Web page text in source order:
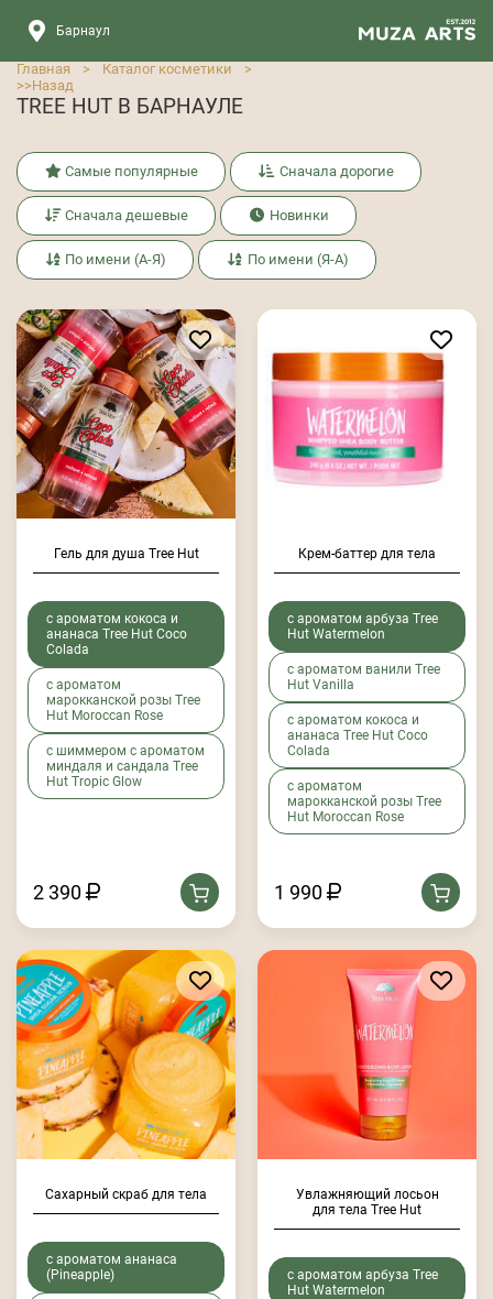
Барнаул
Главная > Каталог косметики
>
>>Назад
TREE HUT В БАРНАУЛЕ
Самые популярные Сначала дорогие
Сначала дешевые Новинки
По имени (А-Я) По имени (Я-А)
Гель для душа Tree Hut
с ароматом кокоса и
ананаса Tree Hut Coco
Colada
с ароматом
марокканской розы Tree
Hut Moroccan Rose
с шиммером с ароматом
миндаля и сандала Tree
Hut Tropic Glow
2 390
Крем-баттер для тела
с ароматом арбуза Tree
Hut Watermelon
с ароматом ванили Tree
Hut Vanilla
с ароматом кокоса и
ананаса Tree Hut Coco
Colada
с ароматом
марокканской розы Tree
Hut Moroccan Rose
1 990
Сахарный скраб для тела
с ароматом ананаса
(Pineapple)
Увлажняющий лосьон
для тела Tree Hut
с ароматом арбуза Tree
Hut Watermelon